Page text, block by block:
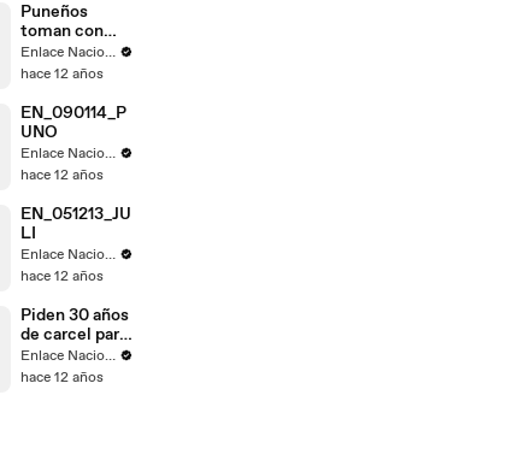
Puneños
toman con
calma fallo de
La Haya
Enlace Nacional
hace 12 años
EN_090114_P
UNO
Enlace Nacional
hace 12 años
EN_051213_JU
LI
Enlace Nacional
hace 12 años
Piden 30 años
de carcel para
Gregorio
Santos
Enlace Nacional
hace 12 años